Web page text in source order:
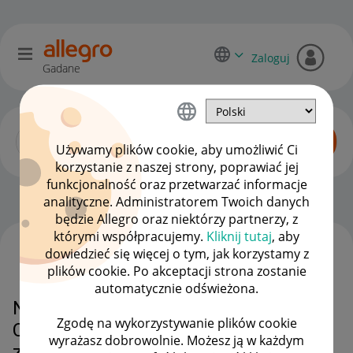
Używamy plików cookie, aby umożliwić Ci
korzystanie z naszej strony, poprawiać jej
funkcjonalność oraz przetwarzać informacje
analityczne. Administratorem Twoich danych
będzie Allegro oraz niektórzy partnerzy, z
którymi współpracujemy. Kliknij tutaj, aby
dowiedzieć się więcej o tym, jak korzystamy z
plików cookie. Po akceptacji strona zostanie
automatycznie odświeżona.
Zgodę na wykorzystywanie plików cookie
wyrażasz dobrowolnie. Możesz ją w każdym
Gadane
Zaloguj
Zaawansowani sprzedawcy OPCJE
Niespójności w raportach Allegro
Ceny — prośba o wyjaśnienie
WSZYSTKIE TEMATY